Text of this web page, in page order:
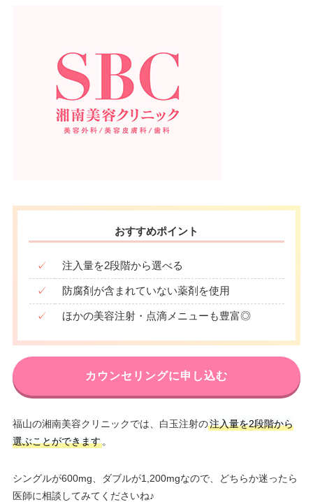
おすすめポイント
✓ 注入量を2段階から選べる
✓ 防腐剤が含まれていない薬剤を使用
✓ ほかの美容注射・点滴メニューも豊富◎
カウンセリングに申し込む
福山の湘南美容クリニックでは、白玉注射の注入量を2段階から
選ぶことができます。
シングルが600mg、ダブルが1,200mgなので、どちらか迷ったら
医師に相談してみてくださいね♪